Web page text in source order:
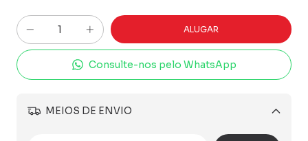
Consulte-nos pelo WhatsApp
MEIOS DE ENVIO
Alterar CEP